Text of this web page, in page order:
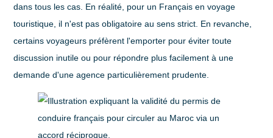
dans tous les cas. En réalité, pour un Français en voyage
touristique, il n'est pas obligatoire au sens strict. En revanche,
certains voyageurs préfèrent l'emporter pour éviter toute
discussion inutile ou pour répondre plus facilement à une
demande d'une agence particulièrement prudente.